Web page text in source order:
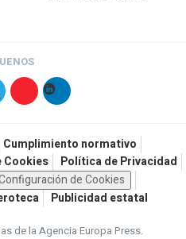
Cumplimiento normativo
Cookies
Política de Privacidad
de Cookies
Publicidad estatal
de la Agencia Europa Press.